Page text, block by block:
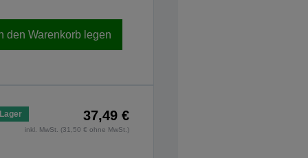
den Warenkorb legen
37,49 €
inkl. MwSt. (31,50 € ohne MwSt.)